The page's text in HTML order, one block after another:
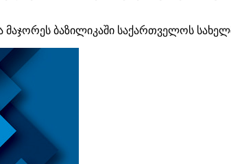
მაჯორეს ბაზილიკაში საქართველოს